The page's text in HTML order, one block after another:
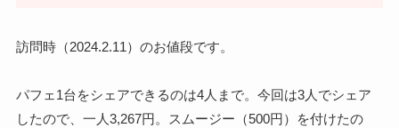
訪問時（2024.2.11）のお値段です。
パフェ1台をシェアできるのは4人まで。今回は3人でシェア
したので、一人3,267円。スムージー（500円）を付けたの